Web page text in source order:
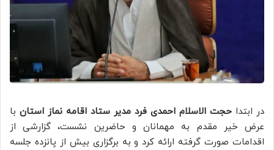
در ابتدا حجت الاسلام احمدی فرد مدیر ستاد اقامه نماز استان با
عرض خیر مقدم به مهمانان و حاضرین نشست، گزارشی از
اقدامات صورت گرفته ارائه کرد و به برگزاری بیش از پانزده جلسه